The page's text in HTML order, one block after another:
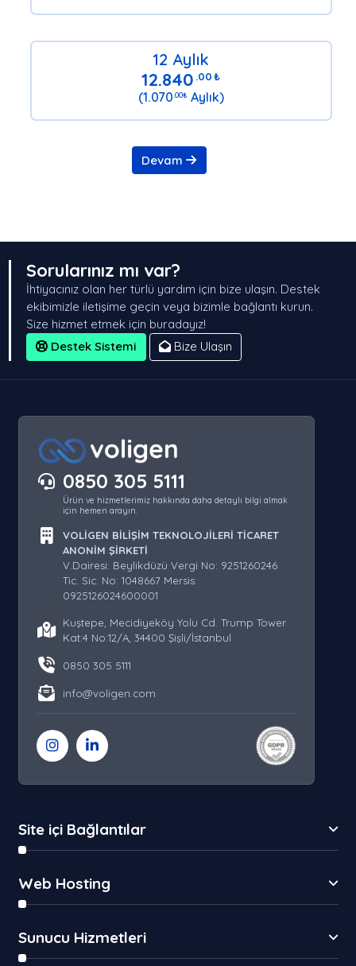
12 Aylık
12.840 .00 ₺
(1.070 .00₺Aylık)
Devam
Sorularınız mı var?
İhtiyacınız olan her türlü yardım için bize ulaşın. Destek
ekibimizle iletişime geçin veya bizimle bağlantı kurun.
Size hizmet etmek için buradayız!
Destek Sistemi
Bize Ulaşın
0850 305 5111
Ürün ve hizmetlerimiz hakkında daha detaylı bilgi almak
için hemen arayın.
VOLİGEN BİLİŞİM TEKNOLOJİLERİ TİCARET
ANONİM ŞİRKETİ
V.Dairesi: Beylikdüzü Vergi No: 9251260246
Tic. Sic. No: 1048667 Mersis:
0925126024600001
Kuştepe, Mecidiyeköy Yolu Cd. Trump Tower
Kat:4 No:12/A, 34400 Şişli/İstanbul
0850 305 5111
info@voligen.com
Site içi Bağlantılar
Web Hosting
Sunucu Hizmetleri